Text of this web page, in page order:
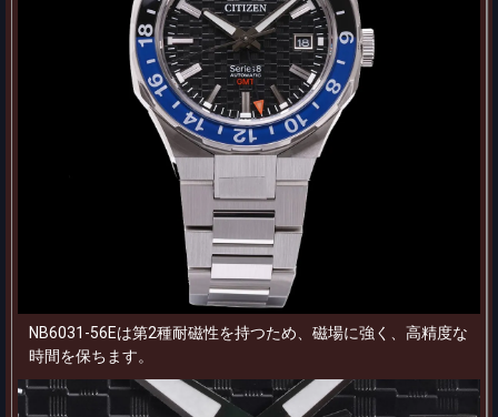
NB6031-56Eは第2種耐磁性を持つため、磁場に強く、高精度な
時間を保ちます。